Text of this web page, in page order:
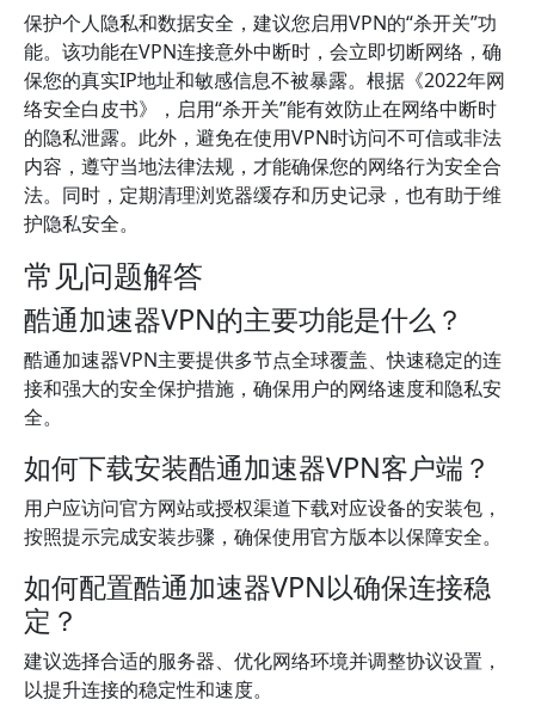
保护个人隐私和数据安全，建议您启用VPN的“杀开关”功
能。该功能在VPN连接意外中断时，会立即切断网络，确
保您的真实IP地址和敏感信息不被暴露。根据《2022年网
络安全白皮书》，启用“杀开关”能有效防止在网络中断时
的隐私泄露。此外，避免在使用VPN时访问不可信或非法
内容，遵守当地法律法规，才能确保您的网络行为安全合
法。同时，定期清理浏览器缓存和历史记录，也有助于维
护隐私安全。
常见问题解答
酷通加速器VPN的主要功能是什么？
酷通加速器VPN主要提供多节点全球覆盖、快速稳定的连
接和强大的安全保护措施，确保用户的网络速度和隐私安
全。
如何下载安装酷通加速器VPN客户端？
用户应访问官方网站或授权渠道下载对应设备的安装包，
按照提示完成安装步骤，确保使用官方版本以保障安全。
如何配置酷通加速器VPN以确保连接稳
定？
建议选择合适的服务器、优化网络环境并调整协议设置，
以提升连接的稳定性和速度。